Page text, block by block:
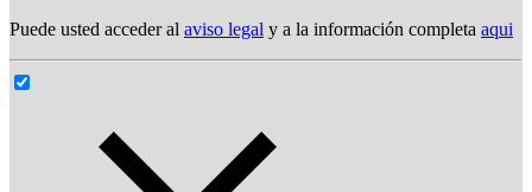
Puede usted acceder al aviso legal y a la información completa aqui